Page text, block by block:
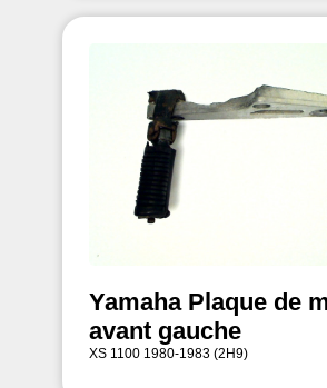
Yamaha Plaque de
avant gauche
XS 1100 1980-1983 (2H9)